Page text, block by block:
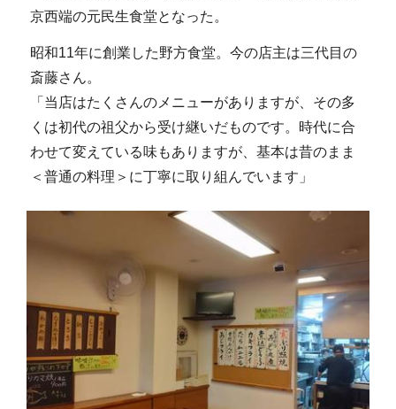
京西端の元民生食堂となった。
昭和11年に創業した野方食堂。今の店主は三代目の
斎藤さん。
「当店はたくさんのメニューがありますが、その多
くは初代の祖父から受け継いだものです。時代に合
わせて変えている味もありますが、基本は昔のまま
＜普通の料理＞に丁寧に取り組んでいます」